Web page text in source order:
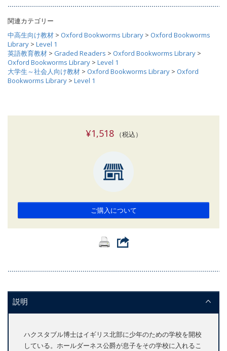
関連カテゴリー
中高生向け教材 > Oxford Bookworms Library > Oxford Bookworms
Library > Level 1
英語教育教材 > Graded Readers > Oxford Bookworms Library >
Oxford Bookworms Library > Level 1
大学生～社会人向け教材 > Oxford Bookworms Library > Oxford
Bookworms Library > Level 1
¥1,518（税込）
ご購入について
説明
ハクスタブル博士はイギリス北部に少年のための学校を開校
している。ホールダーネス公爵が息子をその学校に入れるこ